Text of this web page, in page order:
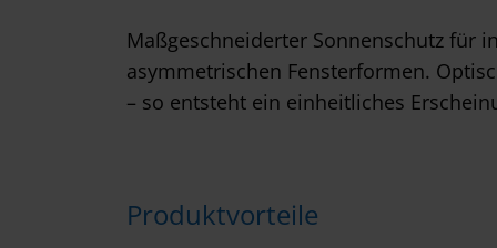
Maßgeschneiderter Sonnenschutz für
asymmetrischen Fensterformen.
– so entsteht ein einheitliches
Produktvorteile